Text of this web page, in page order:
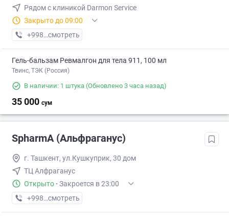
Рядом с клиникой Darmon Service
Закрыто до 09:00
+998 (33) XXX-XX-XX
смотреть
Гель-бальзам Ревмалгон для тела 911, 100 мл
Твинс, ТЭК (Россия)
В наличии: 1 штука (Обновлено 3 часа назад)
35 000 сум
SpharmA (Альфраганус)
г. Ташкент, ул.Кушкуприк, 30 дом
ТЦ Алфраганус
Открыто · Закроется в 23:00
+998 (94) XXX-XX-XX
смотреть